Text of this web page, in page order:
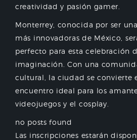
creatividad y pasión gamer.
Monterrey, conocida por ser
más innovadoras de México,
perfecto para esta celebración
imaginación. Con una
cultural, la ciudad se convierte
encuentro ideal para los
videojuegos y el cosplay.
no posts found
Las inscripciones estarán